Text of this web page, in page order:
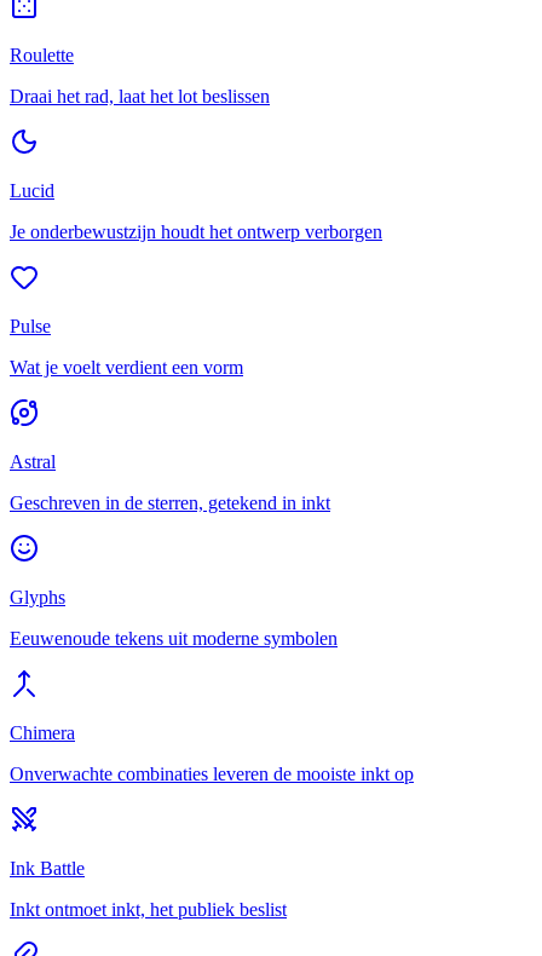
Roulette
Draai het rad, laat het lot beslissen
Lucid
Je onderbewustzijn houdt het ontwerp verborgen
Pulse
Wat je voelt verdient een vorm
Astral
Geschreven in de sterren, getekend in inkt
Glyphs
Eeuwenoude tekens uit moderne symbolen
Chimera
Onverwachte combinaties leveren de mooiste inkt op
Ink Battle
Inkt ontmoet inkt, het publiek beslist